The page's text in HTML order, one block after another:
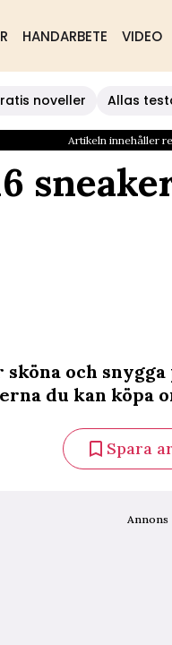
HANDARBETE VIDEO
noveller Allas
Artikeln innehåller
sköna och
du kan köpa
Spara
Annons